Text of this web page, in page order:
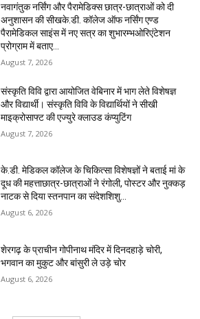
नवागंतुक नर्सिंग और पैरामेडिक्स छात्र-छात्राओं को दी
अनुशासन की सीखके.डी. कॉलेज ऑफ नर्सिंग एण्ड
पैरामेडिकल साइंस में नए सत्र का शुभारम्भओरिएंटेशन
प्रोग्राम में बताए...
August 7, 2026
संस्कृति विवि द्वारा आयोजित वेबिनार में भाग लेते विशेषज्ञ
और विद्यार्थी। संस्कृति विवि के विद्यार्थियों ने सीखी
माइक्रोसाफ्ट की एज्युरे क्लाउड कंप्युटिंग
August 7, 2026
के.डी. मेडिकल कॉलेज के चिकित्सा विशेषज्ञों ने बताई मां के
दूध की महत्ताछात्र-छात्राओं ने रंगोली, पोस्टर और नुक्कड़
नाटक से दिया स्तनपान का संदेशशिशु...
August 6, 2026
शेरगढ़ के प्राचीन गोपीनाथ मंदिर में दिनदहाड़े चोरी,
भगवान का मुकुट और बांसुरी ले उड़े चोर
August 6, 2026